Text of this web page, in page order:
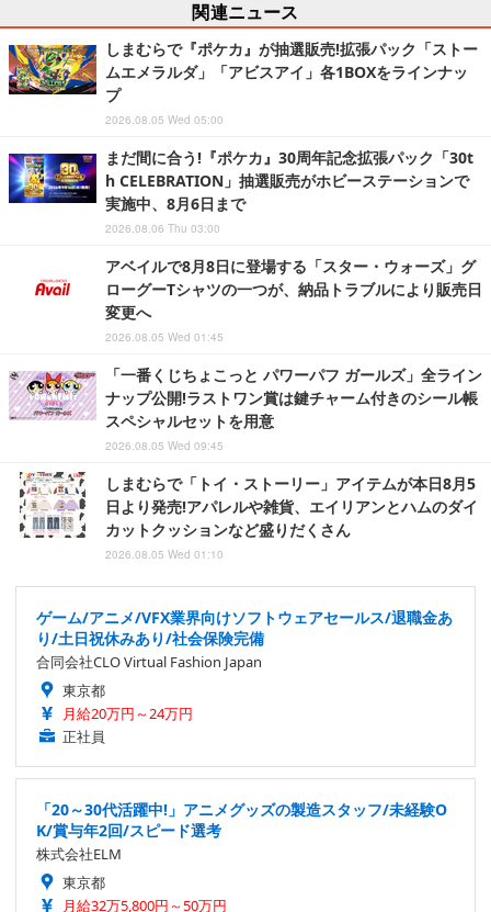
関連ニュース
しまむらで『ポケカ』が抽選販売!拡張パック「ストー
ムエメラルダ」「アビスアイ」各1BOXをラインナッ
プ
2026.08.05 Wed 05:00
まだ間に合う!『ポケカ』30周年記念拡張パック「30t
h CELEBRATION」抽選販売がホビーステーションで
実施中、8月6日まで
2026.08.06 Thu 03:00
アベイルで8月8日に登場する「スター・ウォーズ」グ
ローグーTシャツの一つが、納品トラブルにより販売日
変更へ
2026.08.05 Wed 01:45
「一番くじちょこっと パワーパフ ガールズ」全ライン
ナップ公開!ラストワン賞は鍵チャーム付きのシール帳
スペシャルセットを用意
2026.08.05 Wed 09:45
しまむらで「トイ・ストーリー」アイテムが本日8月5
日より発売!アパレルや雑貨、エイリアンとハムのダイ
カットクッションなど盛りだくさん
2026.08.05 Wed 01:10
ゲーム/アニメ/VFX業界向けソフトウェアセールス/退職金あ
り/土日祝休みあり/社会保険完備
合同会社CLO Virtual Fashion Japan
東京都
月給20万円～24万円
正社員
「20～30代活躍中!」アニメグッズの製造スタッフ/未経験O
K/賞与年2回/スピード選考
株式会社ELM
東京都
月給32万5,800円～50万円